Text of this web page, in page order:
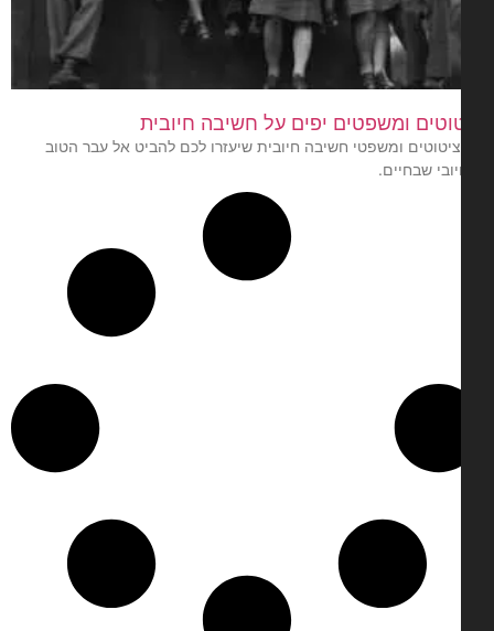
ומשפטים יפים על חשיבה חיובית
ציטוטים ומשפטי חשיבה חיובית שיעזרו לכם להביט אל עבר הטוב
שבחיים.